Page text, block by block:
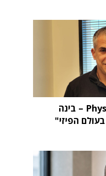
"העתיד הוא Physical AI – בינה
הפיזי"